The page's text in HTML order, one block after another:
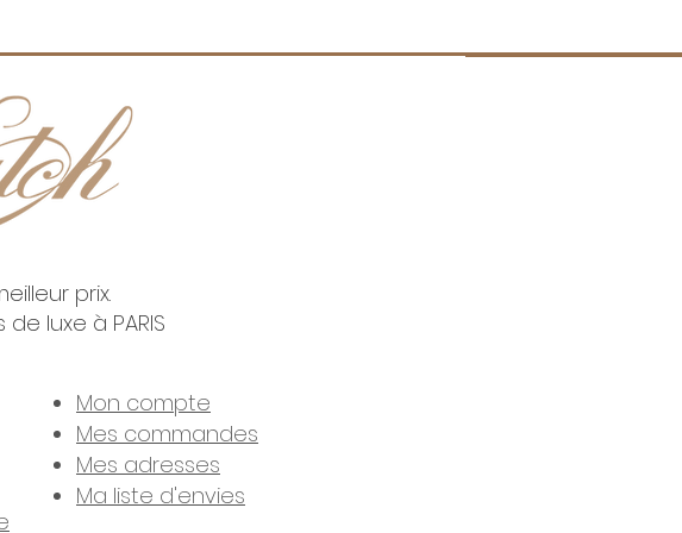
prix.
luxe à PARIS
Mon compte
Mes commandes
Mes adresses
Ma liste d'envies